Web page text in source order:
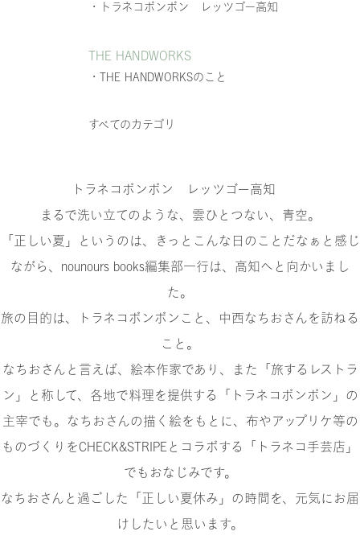
・トラネコボンボン レッツゴー高知
THE HANDWORKS
・THE HANDWORKSのこと
すべてのカテゴリ
トラネコボンボン レッツゴー高知
まるで洗い立てのような、雲ひとつない、青空。
「正しい夏」というのは、きっとこんな日のことだなぁと感じ
ながら、nounours books編集部一行は、高知へと向かいまし
た。
旅の目的は、トラネコボンボンこと、中西なちおさんを訪ねる
こと。
なちおさんと言えば、絵本作家であり、また「旅するレストラ
ン」と称して、各地で料理を提供する「トラネコボンボン」の
主宰でも。なちおさんの描く絵をもとに、布やアップリケ等の
ものづくりをCHECK&STRIPEとコラボする「トラネコ手芸店」
でもおなじみです。
なちおさんと過ごした「正しい夏休み」の時間を、元気にお届
けしたいと思います。